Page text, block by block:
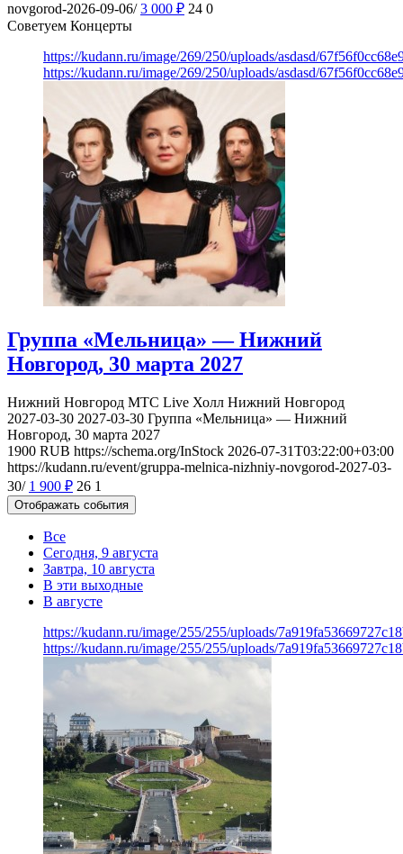
novgorod-2026-09-06/ 3 000 ₽ 24 0
Советуем Концерты
https://kudann.ru/image/269/250/uploads/asdasd/
https://kudann.ru/image/269/250/uploads/asdasd/
Группа «Мельница» — Нижний
Новгород, 30 марта 2027
Нижний Новгород МТС Live Холл Нижний Новгород
2027-03-30 2027-03-30 Группа «Мельница» — Нижний
Новгород, 30 марта 2027
1900 RUB https://schema.org/InStock 2026-07-31T03:22:00+03:00
https://kudann.ru/event/gruppa-melnica-nizhniy-novgorod-2027-03-
30/ 1 900 ₽ 26 1
Отображать события
Все
Сегодня, 9 августа
Завтра, 10 августа
В эти выходные
В августе
https://kudann.ru/image/255/255/uploads/
https://kudann.ru/image/255/255/uploads/